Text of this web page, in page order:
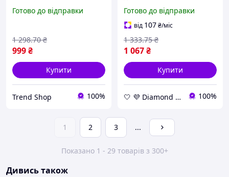
HP519 TRD-33/1
Готово до відправки
999₴
1 298.70 ₴
Купити
Trend Shop 100%
прозорі келихи для
вечірок
Готово до відправки
від 107₴/міс
1 067₴
1 333.75 ₴
Купити
🤍 💜 Diamond 🤍 💜 100%
1 2 3 ...
Показано 1 - 29 товарів з 300+
Дивись також